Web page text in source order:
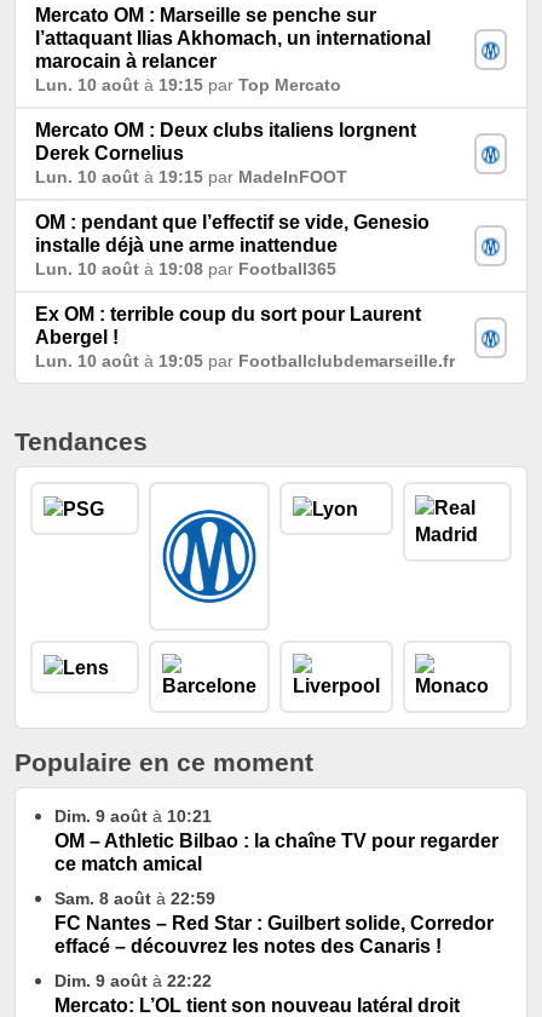
Mercato OM : Marseille se penche sur
l’attaquant Ilias Akhomach, un international
marocain à relancer
Lun. 10 août à 19:15 par Top Mercato
Mercato OM : Deux clubs italiens lorgnent
Derek Cornelius
Lun. 10 août à 19:15 par MadeInFOOT
OM : pendant que l’effectif se vide, Genesio
installe déjà une arme inattendue
Lun. 10 août à 19:08 par Football365
Ex OM : terrible coup du sort pour Laurent
Abergel !
Lun. 10 août à 19:05 par Footballclubdemarseille.fr
Tendances
Populaire en ce moment
Dim. 9 août à 10:21
OM – Athletic Bilbao : la chaîne TV pour regarder
ce match amical
Sam. 8 août à 22:59
FC Nantes – Red Star : Guilbert solide, Corredor
effacé – découvrez les notes des Canaris !
Dim. 9 août à 22:22
Mercato: L’OL tient son nouveau latéral droit